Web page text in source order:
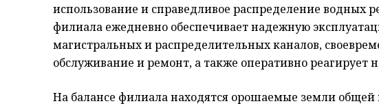
использование и справедливое распределение водных
филиала ежедневно обеспечивает надежную
магистральных и распределительных каналов,
обслуживание и ремонт, а также оперативно реагирует
На балансе филиала находятся орошаемые земли общей